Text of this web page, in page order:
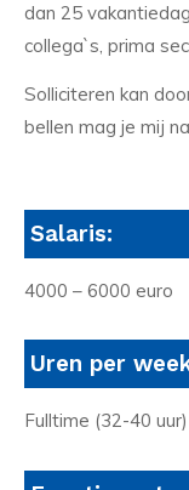
dan 25
collega`s, prima
Solliciteren kan
bellen mag je mij
Salaris:
4000 – 6000 euro
Uren per
Fulltime (32-40 uur)